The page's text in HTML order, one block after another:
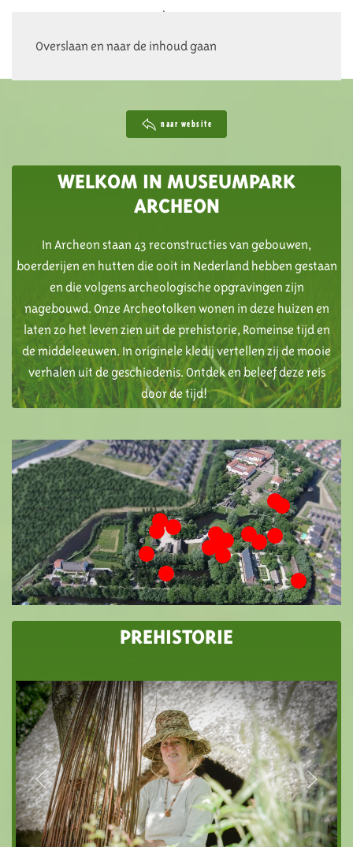
Overslaan en naar de inhoud gaan
naar website
WELKOM IN MUSEUMPARK
ARCHEON
In Archeon staan 43 reconstructies van gebouwen,
boerderijen en hutten die ooit in Nederland hebben gestaan
en die volgens archeologische opgravingen zijn
nagebouwd. Onze Archeotolken wonen in deze huizen en
laten zo het leven zien uit de prehistorie, Romeinse tijd en
de middeleeuwen. In originele kledij vertellen zij de mooie
verhalen uit de geschiedenis. Ontdek en beleef deze reis
door de tijd!
PREHISTORIE